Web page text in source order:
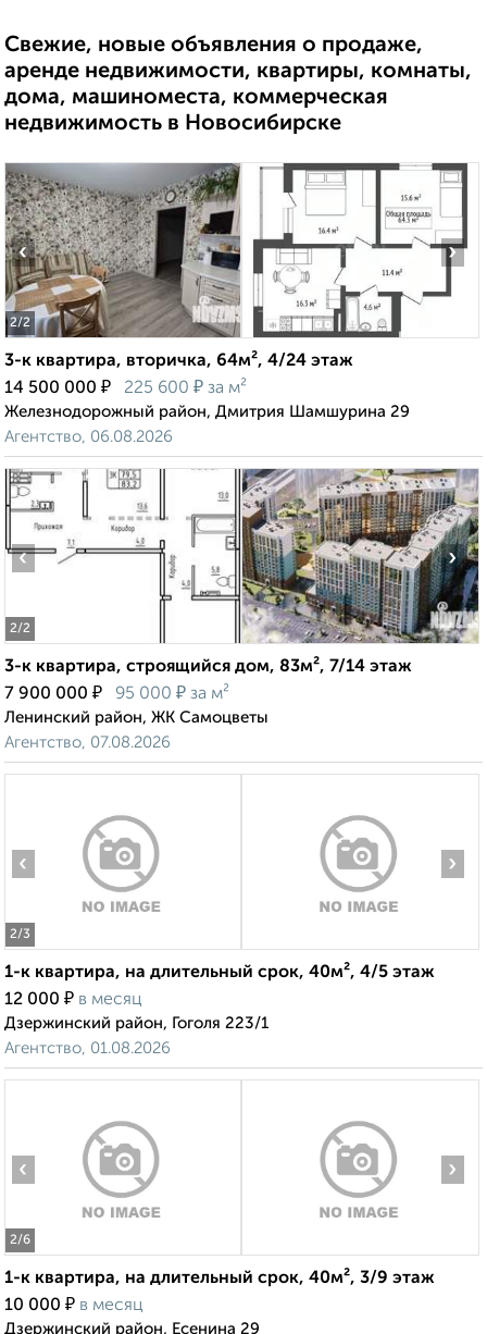
Свежие, новые объявления о продаже,
аренде недвижимости, квартиры, комнаты,
дома, машиноместа, коммерческая
недвижимость в Новосибирске
2/2
‹ ›
3-к квартира, вторичка, 64м², 4/24 этаж
14 500 000 ₽ 225 600 ₽ за м²
Железнодорожный район, Дмитрия Шамшурина 29
Агентство, 06.08.2026
2/2
‹ ›
3-к квартира, строящийся дом, 83м², 7/14 этаж
7 900 000 ₽ 95 000 ₽ за м²
Ленинский район, ЖК Самоцветы
Агентство, 07.08.2026
2/3
‹ ›
1-к квартира, на длительный срок, 40м², 4/5 этаж
12 000 ₽ в месяц
Дзержинский район, Гоголя 223/1
Агентство, 01.08.2026
2/6
‹ ›
1-к квартира, на длительный срок, 40м², 3/9 этаж
10 000 ₽ в месяц
Дзержинский район, Есенина 29